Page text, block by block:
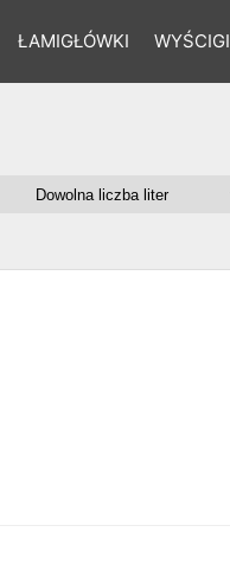
ŁAMIGŁÓWKI WYŚCIGI